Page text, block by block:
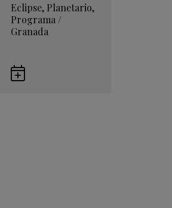
Eclipse, Planetario,
Programa /
Granada